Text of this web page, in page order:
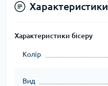
Характеристики
Характеристики бісеру
Колір
Вид